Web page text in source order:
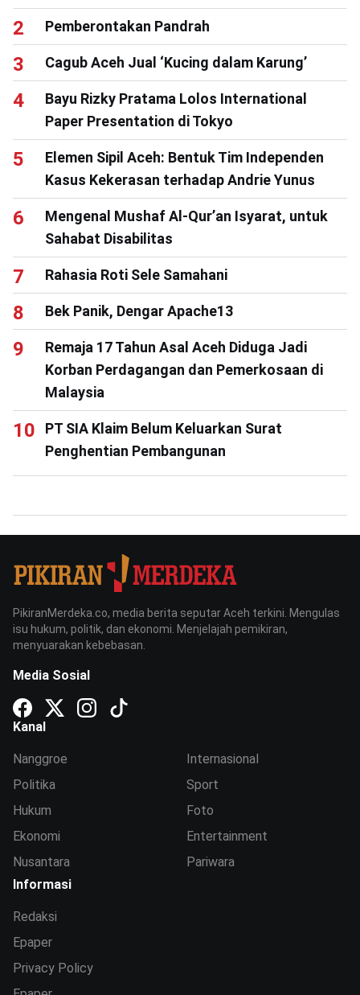
Pemberontakan Pandrah
Cagub Aceh Jual ‘Kucing dalam Karung’
Bayu Rizky Pratama Lolos International
Paper Presentation di Tokyo
Elemen Sipil Aceh: Bentuk Tim Independen
Kasus Kekerasan terhadap Andrie Yunus
Mengenal Mushaf Al-Qur’an Isyarat, untuk
Sahabat Disabilitas
Rahasia Roti Sele Samahani
Bek Panik, Dengar Apache13
Remaja 17 Tahun Asal Aceh Diduga Jadi
Korban Perdagangan dan Pemerkosaan di
Malaysia
PT SIA Klaim Belum Keluarkan Surat
Penghentian Pembangunan
PikiranMerdeka.co, media berita seputar Aceh terkini. Mengulas
isu hukum, politik, dan ekonomi. Menjelajah pemikiran,
menyuarakan kebebasan.
Media Sosial
Kanal
Nanggroe
Politika
Hukum
Ekonomi
Nusantara
Internasional
Sport
Foto
Entertainment
Pariwara
Informasi
Redaksi
Epaper
Privacy Policy